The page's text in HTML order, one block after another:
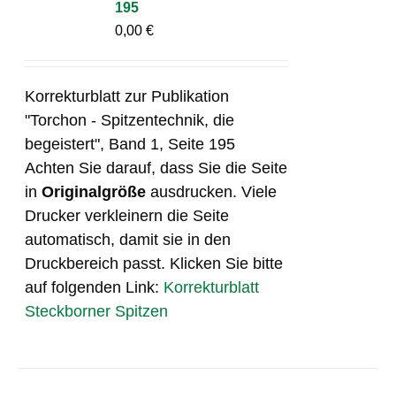
195
0,00€
Korrekturblatt zur Publikation
"Torchon - Spitzentechnik, die
begeistert", Band 1, Seite 195
Achten Sie darauf, dass Sie die Seite
inOriginalgröße ausdrucken. Viele
Drucker verkleinern die Seite
automatisch, damit sie in den
Druckbereich passt. Klicken Sie bitte
auf folgenden Link: Korrekturblatt
Steckborner Spitzen